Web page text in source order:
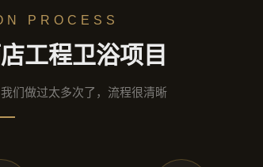
PROCESS
工程卫浴项目
们做过太多次了，流程很清晰